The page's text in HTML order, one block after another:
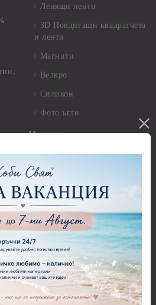
Лепящи ленти
3D Повдигащи квадратчета
и ленти
Магнити
Велкро
Силикон
Фото ъгли
Макраме
15,00 см
Макраме Основи - над 15,00
см
Макраме - Други материали
Опаковки
Мебелен обков и аксесоари